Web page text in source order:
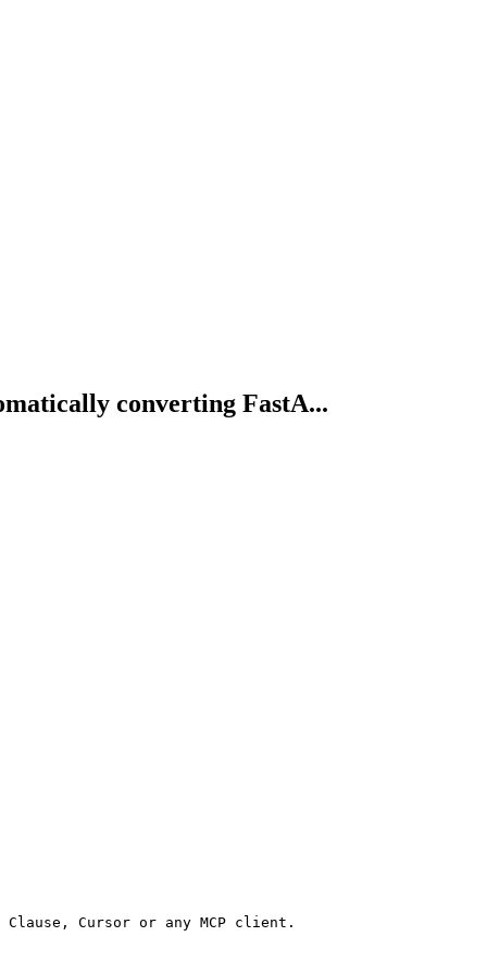
converting FastA...
Cursor or any MCP client.